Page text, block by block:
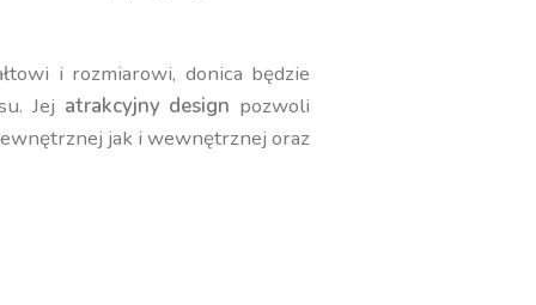
i rozmiarowi, donica będzie
Jej atrakcyjny design pozwoli
jak i wewnętrznej oraz